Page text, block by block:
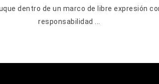
dentro de un marco de libre expresión
responsabilidad ...